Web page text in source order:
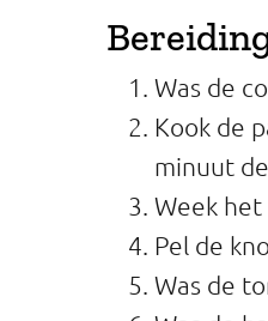
Was de
Kook de
minuut
Week
Pel de
Was de